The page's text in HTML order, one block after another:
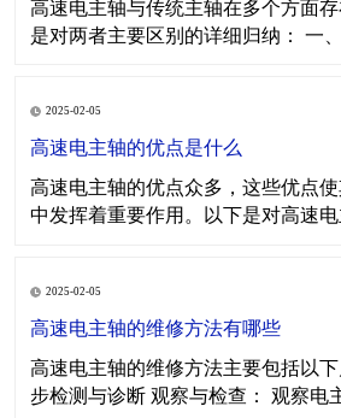
高速电主轴与传统主轴在多个方面
是对两者主要区别的详细归纳： 一
成直接传动系统，实现了零传动链。
过传动带、齿轮等中间环节进行传动
2025-02-05
高速电主轴的优点是什么
高速电主轴的优点众多，这些优点
中发挥着重要作用。以下是对高速
削，大幅提高加工效率。 高精度：
且稳定，使得刀具的运动更加平稳，
2025-02-05
高速电主轴的维修方法有哪些
高速电主轴的维修方法主要包括以
步检测与诊断 观察与检查： 观察电